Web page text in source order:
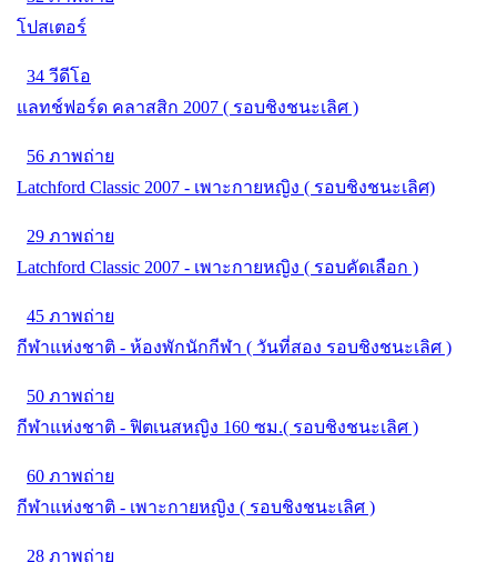
โปสเตอร์
34 วีดีโอ
แลทช์ฟอร์ด คลาสสิก 2007 ( รอบชิงชนะเลิศ )
56 ภาพถ่าย
Latchford Classic 2007 - เพาะกายหญิง ( รอบชิงชนะเลิศ)
29 ภาพถ่าย
Latchford Classic 2007 - เพาะกายหญิง ( รอบคัดเลือก )
45 ภาพถ่าย
กีฬาแห่งชาติ - ห้องพักนักกีฬา ( วันที่สอง รอบชิงชนะเลิศ )
50 ภาพถ่าย
กีฬาแห่งชาติ - ฟิตเนสหญิง 160 ซม.( รอบชิงชนะเลิศ )
60 ภาพถ่าย
กีฬาแห่งชาติ - เพาะกายหญิง ( รอบชิงชนะเลิศ )
28 ภาพถ่าย